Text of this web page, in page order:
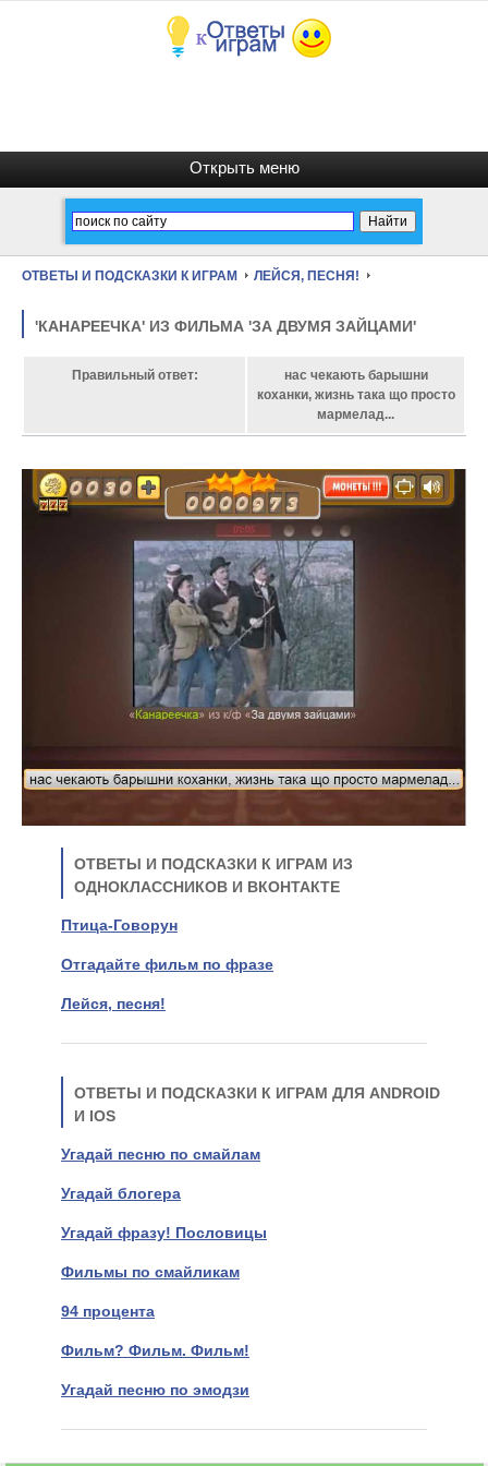
ОТВЕТЫ И ПОДСКАЗКИ К ИГРАМ ЛЕЙСЯ, ПЕСНЯ!
'КАНАРЕЕЧКА' ИЗ ФИЛЬМА 'ЗА ДВУМЯ ЗАЙЦАМИ'
Правильный ответ:
нас чекають барышни
коханки, жизнь така що просто
мармелад...
ОТВЕТЫ И ПОДСКАЗКИ К ИГРАМ ИЗ
ОДНОКЛАССНИКОВ И ВКОНТАКТЕ
Птица-Говорун
Отгадайте фильм по фразе
Лейся, песня!
ОТВЕТЫ И ПОДСКАЗКИ К ИГРАМ ДЛЯ ANDROID
И IOS
Угадай песню по смайлам
Угадай блогера
Угадай фразу! Пословицы
Фильмы по смайликам
94 процента
Фильм? Фильм. Фильм!
Угадай песню по эмодзи